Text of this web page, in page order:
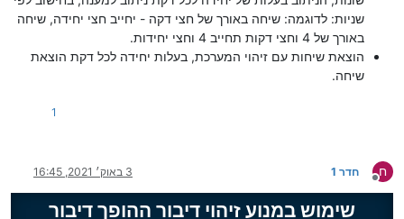
שניות: לדוגמה: שיחה באורך של חצי דקה - יחייב חצי יחידה, שיחה
באורך של 4 וחצי דקות תחייב 4 וחצי יחידות.
הוצאת שיחות עם זיהוי המערכת, בעלות יחידה לכל דקת הוצאת
שיחה.
1
ח
מנותק
חדר 1 3 באוק׳ 2021, 16:45
שימוש במנוע זיהוי דיבור ההופך דיבור